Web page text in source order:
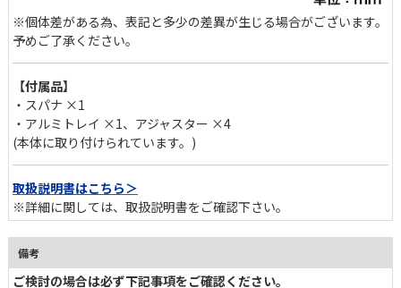
こだわりのシェイプと光沢のある美しい輝きが魅力のシルバーパー
ツは、METAL PRODUCTS特有のカラーリングに負けず劣らず主張
します。さりげなく施されたロゴプレートも、所有欲を満たす一因
です。
※個体差がある為、表記と多少の差異が生じる場合がございます。
予めご了承ください。
【付属品】
・スパナ ×1
・アルミトレイ ×1、アジャスター ×4
(本体に取り付けられています。)
取扱説明書はこちら＞
※詳細に関しては、取扱説明書をご確認下さい。
備考
ご検討の場合は必ず下記事項をご確認ください。